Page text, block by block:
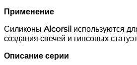
Применение
Силиконы Alcorsil используются
создания свечей и гипсовых
Описание серии